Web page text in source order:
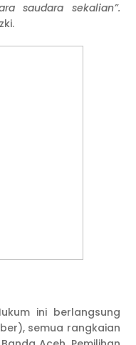
saudara sekalian”.
ini berlangsung
semua rangkaian